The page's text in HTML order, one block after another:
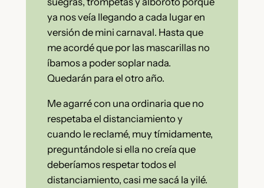
ya nos veía llegando a cada lugar en
versión de mini carnaval. Hasta que
me acordé que por las mascarillas no
íbamos a poder soplar nada.
Quedarán para el otro año.
Me agarré con una ordinaria que no
respetaba el distanciamiento y
cuando le reclamé, muy tímidamente,
preguntándole si ella no creía que
deberíamos respetar todos el
distanciamiento, casi me sacá la yilé.